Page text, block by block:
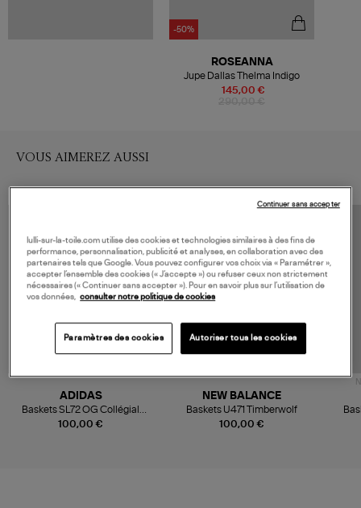
-50%
145,00 €
ROSEANNA
Jupe Dallas Thelma Indigo
VOUS AIMEREZ AUSSI
100,00 €
ADIDAS
Baskets SL72 OG Collégial
Vert, Lavande Pâle
100,00 €
NEW BALANCE
Baskets U471 Timberwolf
lulli-sur-la-toile.com utilise des cookies et technologies similaires à des fins de
performance, personnalisation, publicité et analyses, en collaboration avec des
partenaires tels que Google. Vous pouvez configurer vos choix via « Paramétrer »,
accepter l’ensemble des cookies (« J’accepte ») ou refuser ceux non strictement
nécessaires (« Continuer sans accepter »). Pour en savoir plus sur l’utilisation de
vos données, consulter notre politique de cookies
Paramètres des cookies Autoriser tous les cookies
Continuer sans accepter